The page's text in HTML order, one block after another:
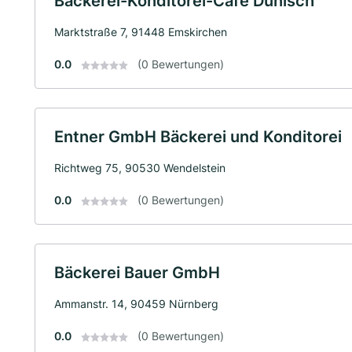
Marktstraße 7, 91448 Emskirchen
0.0 (0 Bewertungen)
Entner GmbH Bäckerei und Konditorei
Richtweg 75, 90530 Wendelstein
0.0 (0 Bewertungen)
Bäckerei Bauer GmbH
Ammanstr. 14, 90459 Nürnberg
0.0 (0 Bewertungen)